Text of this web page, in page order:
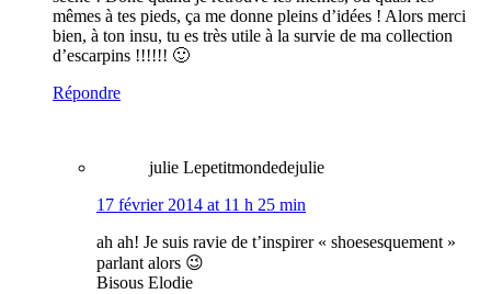
mêmes à tes pieds, ça me donne pleins d’idées ! Alors merci
bien, à ton insu, tu es très utile à la survie de ma collection
d’escarpins !!!!!! 🙂
Répondre
julie Lepetitmondedejulie
17 février 2014 at 11 h 25 min
ah ah! Je suis ravie de t’inspirer « shoesesquement »
parlant alors 😉
Bisous Elodie